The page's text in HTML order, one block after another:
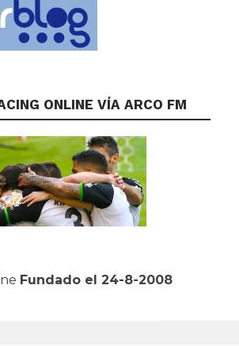
ONLINE VÍA ARCO FM
Fundado el 24-8-2008